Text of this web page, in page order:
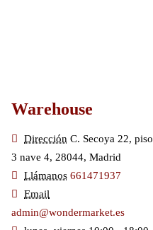
Warehouse
Dirección C. Secoya 22, piso
3 nave 4, 28044, Madrid
Llámanos 661471937
Email
admin@wondermarket.es